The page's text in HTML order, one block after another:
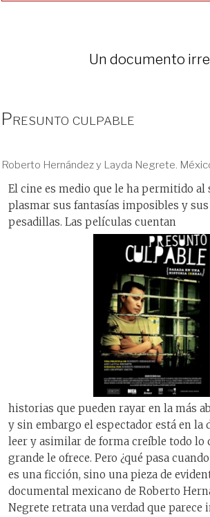
Un documento
Presunto culpable
Roberto Hernández y Layda Negrete.
El cine es medio que le ha permitido al
plasmar sus fantasías imposibles y
pesadillas. Las películas cuentan
historias que pueden rayar en la más
y sin embargo el espectador está en la
leer y asimilar de forma creíble todo lo
grande le ofrece. Pero ¿qué pasa
es una ficción, sino una pieza de
documental mexicano de Roberto
Negrete retrata una verdad que parece